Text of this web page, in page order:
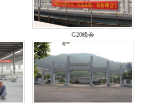
G20峰会